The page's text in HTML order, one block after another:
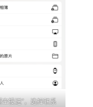
空投送”，选择联系